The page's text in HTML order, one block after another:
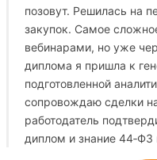
позовут. Решилась на
закупок. Самое
вебинарами, но уже
диплома я пришла к
подготовленной
сопровождаю сделки
работодатель
диплом и знание 44‑ФЗ